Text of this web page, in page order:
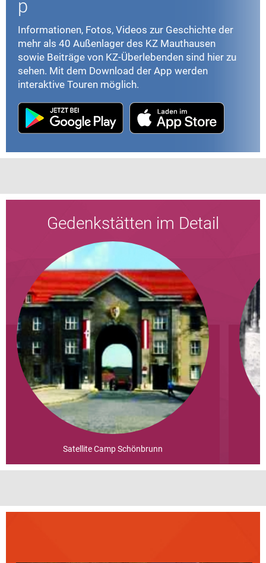
p
Informationen, Fotos, Videos zur Geschichte der
mehr als 40 Außenlager des KZ Mauthausen
sowie Beiträge von KZ-Überlebenden sind hier zu
sehen. Mit dem Download der App werden
interaktive Touren möglich.
Gedenkstätten im Detail
Satellite Camp Schönbrunn